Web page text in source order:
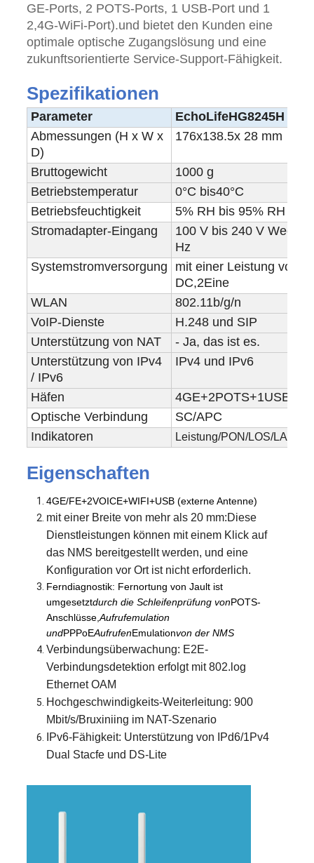
GE-Ports, 2 POTS-Ports, 1 USB-Port und 1
2,4G-WiFi-Port).und bietet den Kunden eine
optimale optische Zugangslösung und eine
zukunftsorientierte Service-Support-Fähigkeit.
Spezifikationen
Parameter EchoLifeHG8245H
Abmessungen (H x W x
D)
176x138.5x 28 mm
Bruttogewicht
1000 g
Betriebstemperatur
0°C bis40°C
Betriebsfeuchtigkeit
5% RH bis 95% RH
Stromadapter-Eingang
100 V bis 240 V
Hz
Systemstromversorgung
mit einer Leistung von
DC,2Eine
WLAN
802.11b/g/n
VoIP-Dienste
H.248 und SIP
Unterstützung von NAT
- Ja, das ist es.
Unterstützung von IPv4
/ IPv6
IPv4 und IPv6
Häfen 4GE+2POTS+1USB
Optische Verbindung
SC/APC
Indikatoren
Leistung/PON/LOS/LAN
Eigenschaften
4GE/FE+2VOICE+WIFI+USB (externe Antenne)
mit einer Breite von mehr als 20 mm:Diese
Dienstleistungen können mit einem Klick auf
das NMS bereitgestellt werden, und eine
Konfiguration vor Ort ist nicht erforderlich.
Ferndiagnostik: Fernortung von Jault ist
umgesetztdurch die Schleifenprüfung vonPOTS-
Anschlüsse,Aufrufemulation
undPPPoEAufrufenEmulationvon der NMS
Verbindungsüberwachung: E2E-
Verbindungsdetektion erfolgt mit 802.log
Ethernet OAM
Hochgeschwindigkeits-Weiterleitung: 900
Mbit/s/Bruxiniing im NAT-Szenario
IPv6-Fähigkeit: Unterstützung von IPd6/1Pv4
Dual Stacfe und DS-Lite